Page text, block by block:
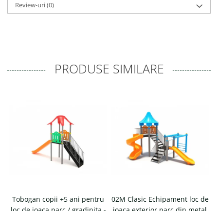
Review-uri(0)
PRODUSE SIMILARE
Tobogan copii +5 ani pentru
02M Clasic Echipament loc de